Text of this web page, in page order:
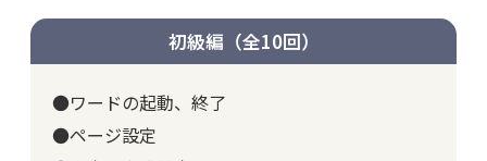
初級編（全10回）
●ワードの起動、終了
●ページ設定